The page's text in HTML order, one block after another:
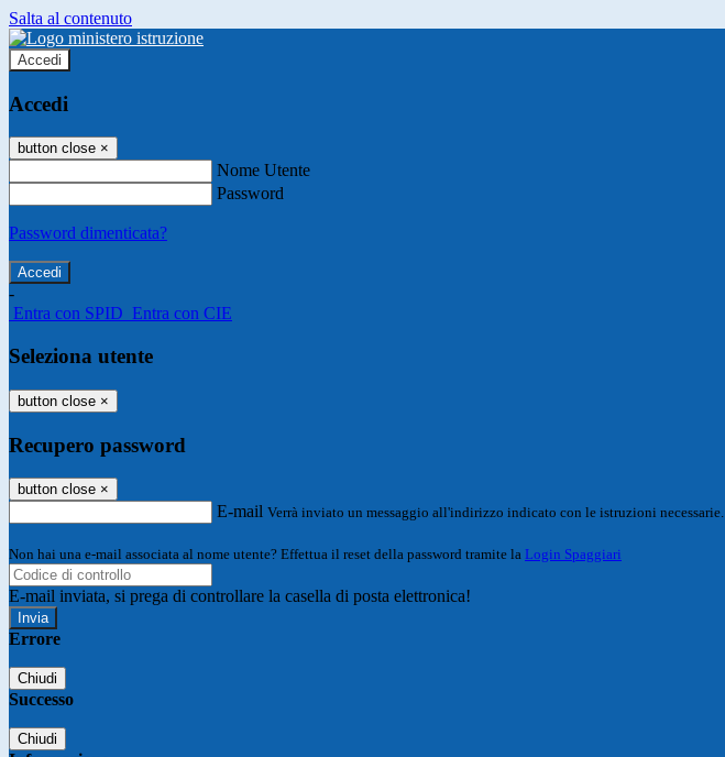
Salta al contenuto
Accedi
Accedi
button close ×
Nome Utente
Password
Password dimenticata?
-
Entra con SPID Entra con CIE
Seleziona utente
button close ×
Recupero password
button close ×
E-mail Verrà inviato un messaggio all'indirizzo indicato con le istruzioni necessarie.
Non hai una e-mail associata al nome utente? Effettua il reset della password tramite la Login Spaggiari
E-mail inviata, si prega di controllare la casella di posta elettronica!
Errore
Chiudi
Successo
Chiudi